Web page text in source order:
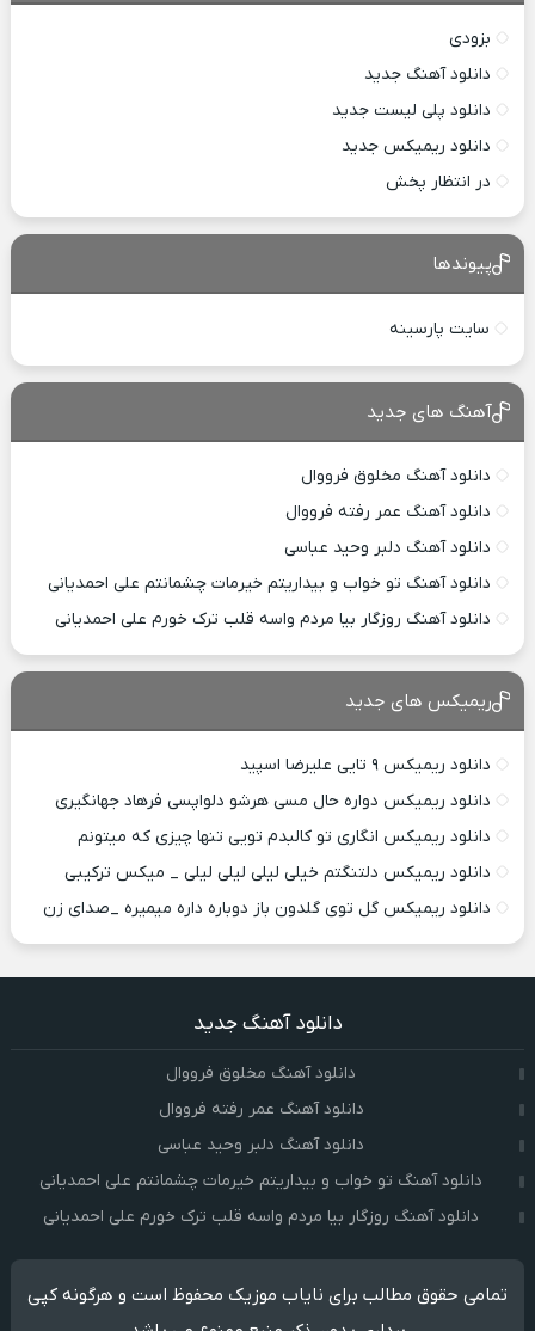
بزودی
دانلود آهنگ جدید
دانلود پلی لیست جدید
دانلود ریمیکس جدید
در انتظار پخش
پیوندها
سایت پارسینه
آهنگ های جدید
دانلود آهنگ مخلوق فرووال
دانلود آهنگ عمر رفته فرووال
دانلود آهنگ دلبر وحید عباسی
دانلود آهنگ تو خواب و بیداریتم خیرمات چشمانتم علی احمدیانی
دانلود آهنگ روزگار بیا مردم واسه قلب ترک خورم علی احمدیانی
ریمیکس های جدید
دانلود ریمیکس ۹ تایی علیرضا اسپید
دانلود ریمیکس دواره حال مسی هرشو دلواپسی فرهاد جهانگیری
دانلود ریمیکس انگاری تو کالبدم تویی تنها چیزی که میتونم
دانلود ریمیکس دلتنگتم خیلی لیلی لیلی لیلی _ میکس ترکیبی
دانلود ریمیکس گل توی گلدون باز دوباره داره میمیره _صدای زن
دانلود آهنگ جدید
دانلود آهنگ مخلوق فرووال
دانلود آهنگ عمر رفته فرووال
دانلود آهنگ دلبر وحید عباسی
دانلود آهنگ تو خواب و بیداریتم خیرمات چشمانتم علی احمدیانی
دانلود آهنگ روزگار بیا مردم واسه قلب ترک خورم علی احمدیانی
تمامی حقوق مطالب برای نایاب موزیک محفوظ است و هرگونه کپی